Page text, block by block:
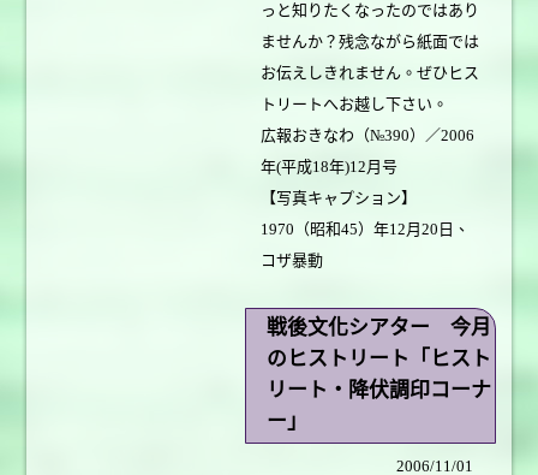
っと知りたくなったのではあり
ませんか？残念ながら紙面では
お伝えしきれません。ぜひヒス
トリートへお越し下さい。
広報おきなわ（№390）／2006
年(平成18年)12月号
【写真キャプション】
1970（昭和45）年12月20日、
コザ暴動
戦後文化シアター 今月
のヒストリート「ヒスト
リート・降伏調印コーナ
ー」
2006/11/01